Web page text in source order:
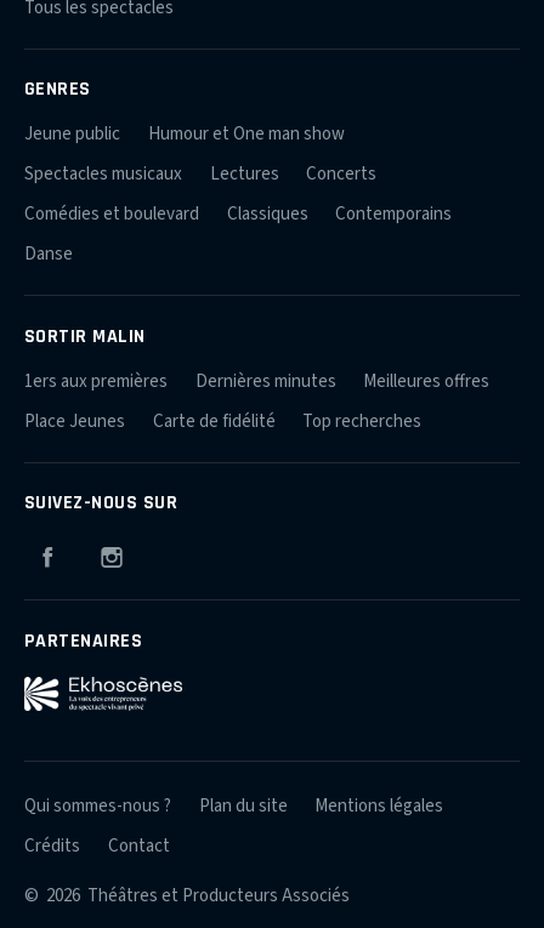
Tous les spectacles
GENRES
Jeune public
Humour et One man show
Spectacles musicaux
Lectures
Concerts
Comédies et boulevard
Classiques
Contemporains
Danse
SORTIR MALIN
1ers aux premières Dernières minutes
Meilleures offres
Place Jeunes
Carte de fidélité Top recherches
SUIVEZ-NOUS SUR
Facebook
PARTENAIRES
© 2026 Théâtres et Producteurs Associés
Qui sommes-nous ? Plan du site
Mentions légales
Crédits
Contact